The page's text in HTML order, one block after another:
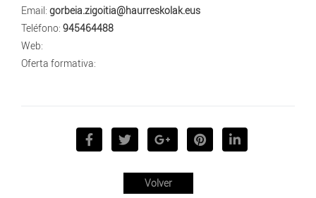
Email: gorbeia.zigoitia@haurreskolak.eus
Teléfono: 945464488
Web:
Oferta formativa:
Volver